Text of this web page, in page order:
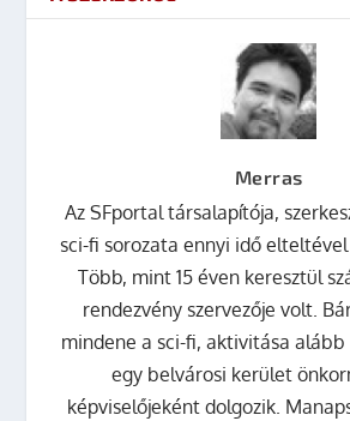
Merras
Az SFportal társalapítója,
sci-fi sorozata ennyi idő
Több, mint 15 éven keresztül
rendezvény szervezője volt.
mindene a sci-fi, aktivitása
egy belvárosi kerület
képviselőjeként dolgozik.